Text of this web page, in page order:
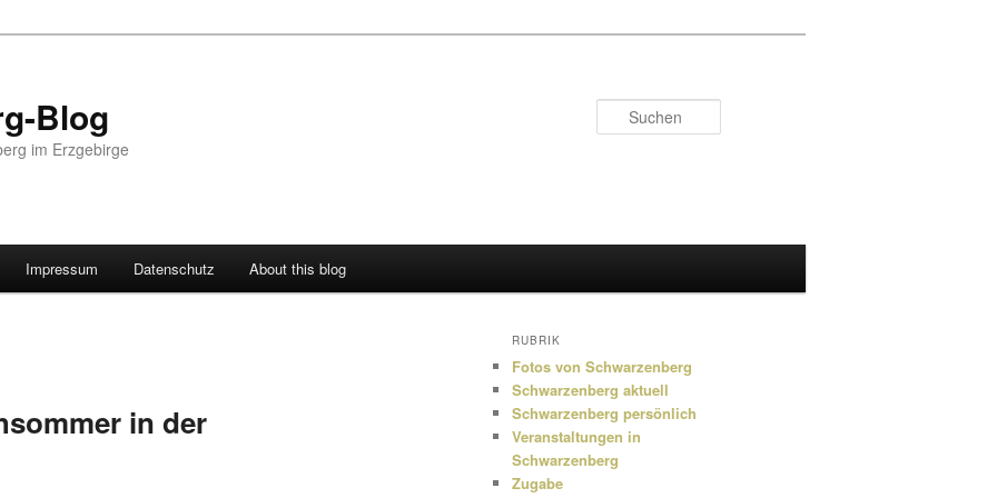
Blog
im Erzgebirge
Impressum Datenschutz About this blog
in der
RUBRIK
Fotos von Schwarzenberg
Schwarzenberg aktuell
Schwarzenberg persönlich
Veranstaltungen in
Schwarzenberg
Zugabe